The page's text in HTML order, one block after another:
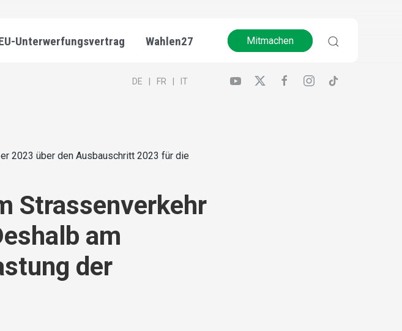
Unterwerfungsvertrag Wahlen27 Mitmachen
DE FR IT
2023 über den Ausbauschritt 2023 für die
Strassenverkehr
am
der